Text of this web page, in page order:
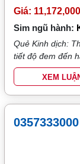
Giá:
Sim ngũ hành:
Quẻ Kinh dịch:
tiết độ đem đến
XEM
0357333000